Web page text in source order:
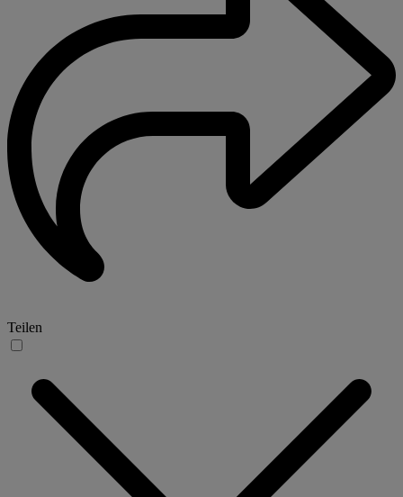
Teilen